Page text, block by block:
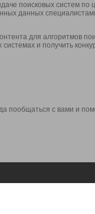
поисковых систем
данных
для алгоритмов
и получить
пообщаться с вами и